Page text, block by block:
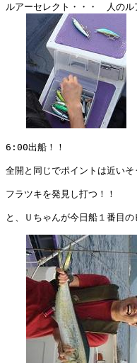
ルアーセレクト・・・　人のル
6:00出船！！
全開と同じでポイントは近いそ
フラツキを発見し打つ！！
と、Ｕちゃんが今日船１番目